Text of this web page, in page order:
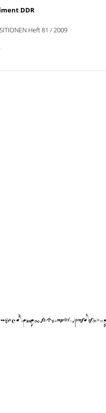
DDR
Heft 81 / 2009